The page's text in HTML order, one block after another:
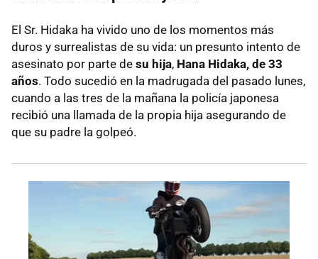
El Sr. Hidaka ha vivido uno de los momentos más
duros y surrealistas de su vida: un presunto intento de
asesinato por parte de su hija, Hana Hidaka, de 33
años. Todo sucedió en la madrugada del pasado lunes,
cuando a las tres de la mañana la policía japonesa
recibió una llamada de la propia hija asegurando de
que su padre la golpeó.